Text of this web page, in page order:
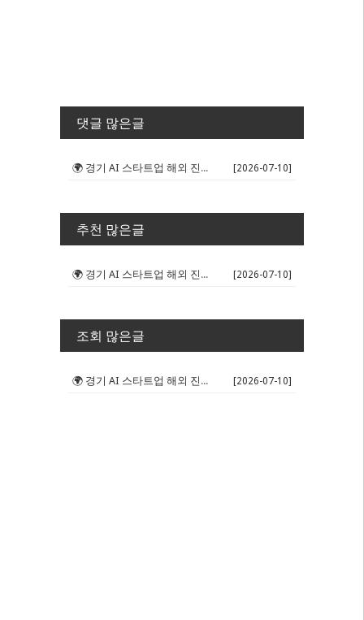
댓글 많은글
🌍 경기 AI 스타트업 해외 진출 판... [2026-07-10]
추천 많은글
🌍 경기 AI 스타트업 해외 진출 판... [2026-07-10]
조회 많은글
🌍 경기 AI 스타트업 해외 진출 판... [2026-07-10]